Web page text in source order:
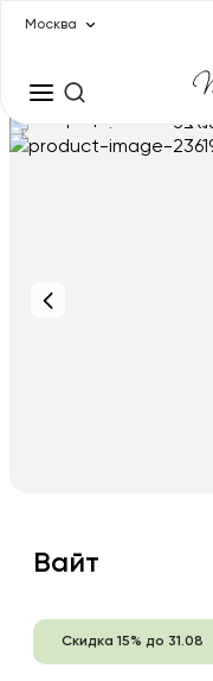
Москва
Вайт
Скидка 15% до 31.08